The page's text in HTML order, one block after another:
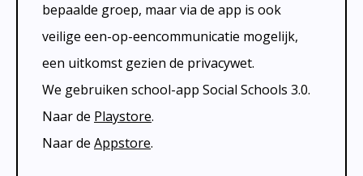
bepaalde groep, maar via de app is ook
veilige een-op-eencommunicatie mogelijk,
een uitkomst gezien de privacywet.
We gebruiken school-app Social Schools 3.0.
Naar de Playstore.
Naar de Appstore.